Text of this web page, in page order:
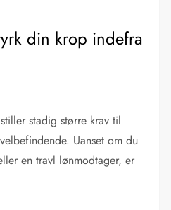
din krop indefra
stadig større krav til
Uanset om du
en travl lønmodtager, er